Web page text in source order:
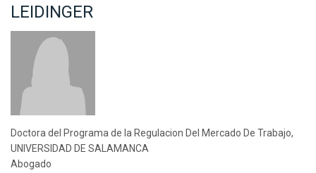
LEIDINGER
Doctora del Programa de la Regulacion Del Mercado De Trabajo,
UNIVERSIDAD DE SALAMANCA
Abogado